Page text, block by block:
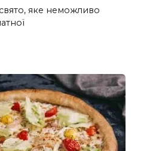
яке неможливо